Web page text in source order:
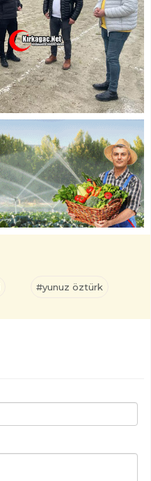
#yunuz öztürk